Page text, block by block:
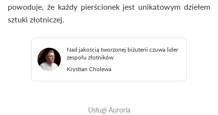
powoduje, że każdy pierścionek jest unikatowym dziełem
sztuki złotniczej.
Nad jakością tworzonej biżuterii czuwa lider
zespołu złotników
Krystian Cholewa
Usługi Auroria